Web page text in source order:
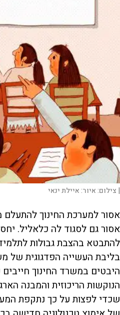
| צילום:איור: איילת ינאי
אסור למערכת החינוך
אסור גם לסגוד לה כלאליל. יחס
להתבטא בהצבת גבולות
בליבת העשייה הפדגוגית של
היבטים במשרד החינוך
הנוקשות הריכוזית והמבנה
שכדי לפצות על כך נתקפת